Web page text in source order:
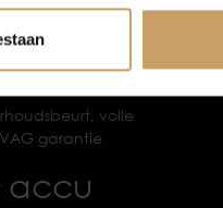
rondom minimaal
volle
garantie
accu